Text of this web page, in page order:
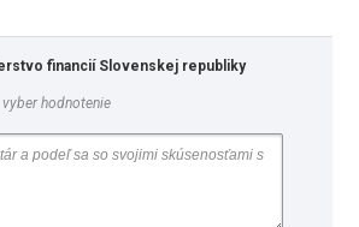
financií Slovenskej republiky
vyber hodnotenie